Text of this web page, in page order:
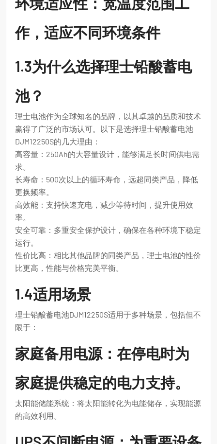
作，适应不同环境条件
1.3为什么选择理士铅酸蓄电
池？
理士电池作为全球知名的品牌，以其卓越的品质和技术
赢得了广泛的市场认可。以下是选择理士铅酸蓄电池
DJM12250S的几大理由：
高容量：250Ah的大容量设计，能够满足长时间供电需
求。
长寿命：500次以上的循环寿命，远超同类产品，降低
更换频率。
高效能：支持快速充电，减少等待时间，提升使用效
率。
安全可靠：多重安全保护设计，确保在各种环境下稳定
运行。
性价比高：相比其他品牌的同类产品，理士电池的性价
比更高，性能与价格完美平衡。
1.4适用场景
理士铅酸蓄电池DJM12250S适用于多种场景，包括但不
限于：
家庭备用电源：在停电时为
家庭提供稳定的电力支持。
太阳能储能系统：将太阳能转化为电能储存，实现能源
的高效利用。